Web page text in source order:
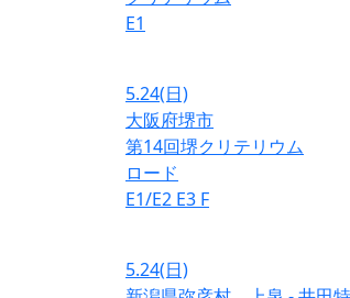
E1
5.24(日)
大阪府堺市
第14回堺クリテリウム
ロード
E1/E2 E3 F
5.24(日)